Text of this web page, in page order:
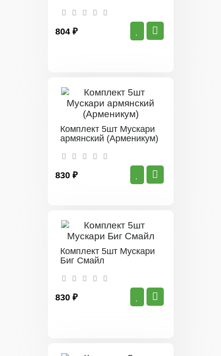
804 ₽
Комплект 5шт Мускари
армянский (Арменикум)
830 ₽
Комплект 5шт Мускари
Биг Смайл
830 ₽